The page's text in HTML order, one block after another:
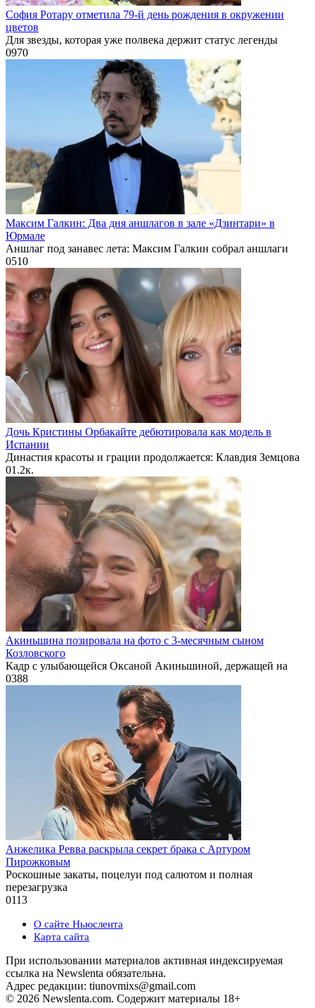
София Ротару отметила 79-й день рождения в окружении
цветов
Для звезды, которая уже полвека держит статус легенды
0970
Максим Галкин: Два дня аншлагов в зале «Дзинтари» в
Юрмале
Аншлаг под занавес лета: Максим Галкин собрал аншлаги
0510
Дочь Кристины Орбакайте дебютировала как модель в
Испании
Династия красоты и грации продолжается: Клавдия Земцова
01.2к.
Акиньшина позировала на фото с 3-месячным сыном
Козловского
Кадр с улыбающейся Оксаной Акиньшиной, держащей на
0388
Анжелика Ревва раскрыла секрет брака с Артуром
Пирожковым
Роскошные закаты, поцелуи под салютом и полная
перезагрузка
0113
О сайте Ньюслента
Карта сайта
При использовании материалов активная индексируемая
ссылка на Newslenta обязательна.
Адрес редакции: tiunovmixs@gmail.com
© 2026 Newslenta.com. Содержит материалы 18+